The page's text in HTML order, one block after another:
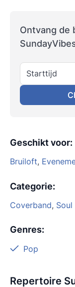
Ontvang de
Starttijd
Geschikt voor:
Bruiloft,
Categorie:
Coverband, Soul
Genres:
Pop
Repertoire